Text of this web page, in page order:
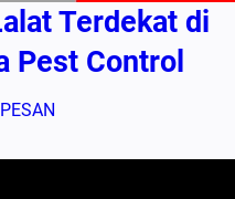
Terdekat di
Pest Control